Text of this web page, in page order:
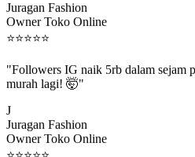
Owner Toko Online
⭐⭐⭐⭐⭐
murah lagi! 🤯"
Juragan Fashion
Owner Toko Online
⭐⭐⭐⭐⭐